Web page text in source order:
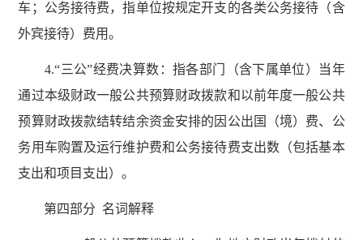
车；公务接待费，指单位按规定开支的各类公务接待（含
外宾接待）费用。
4.“三公”经费决算数：指各部门（含下属单位）当年
通过本级财政一般公共预算财政拨款和以前年度一般公共
预算财政拨款结转结余资金安排的因公出国（境）费、公
务用车购置及运行维护费和公务接待费支出数（包括基本
支出和项目支出）。
第四部分 名词解释